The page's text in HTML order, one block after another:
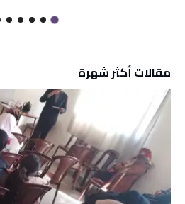
مقالات أكثر شهرة